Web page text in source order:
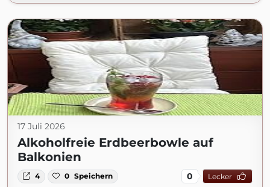
17 Juli 2026
Alkoholfreie Erdbeerbowle auf
Balkonien
4 0 Speichern 0 Lecker